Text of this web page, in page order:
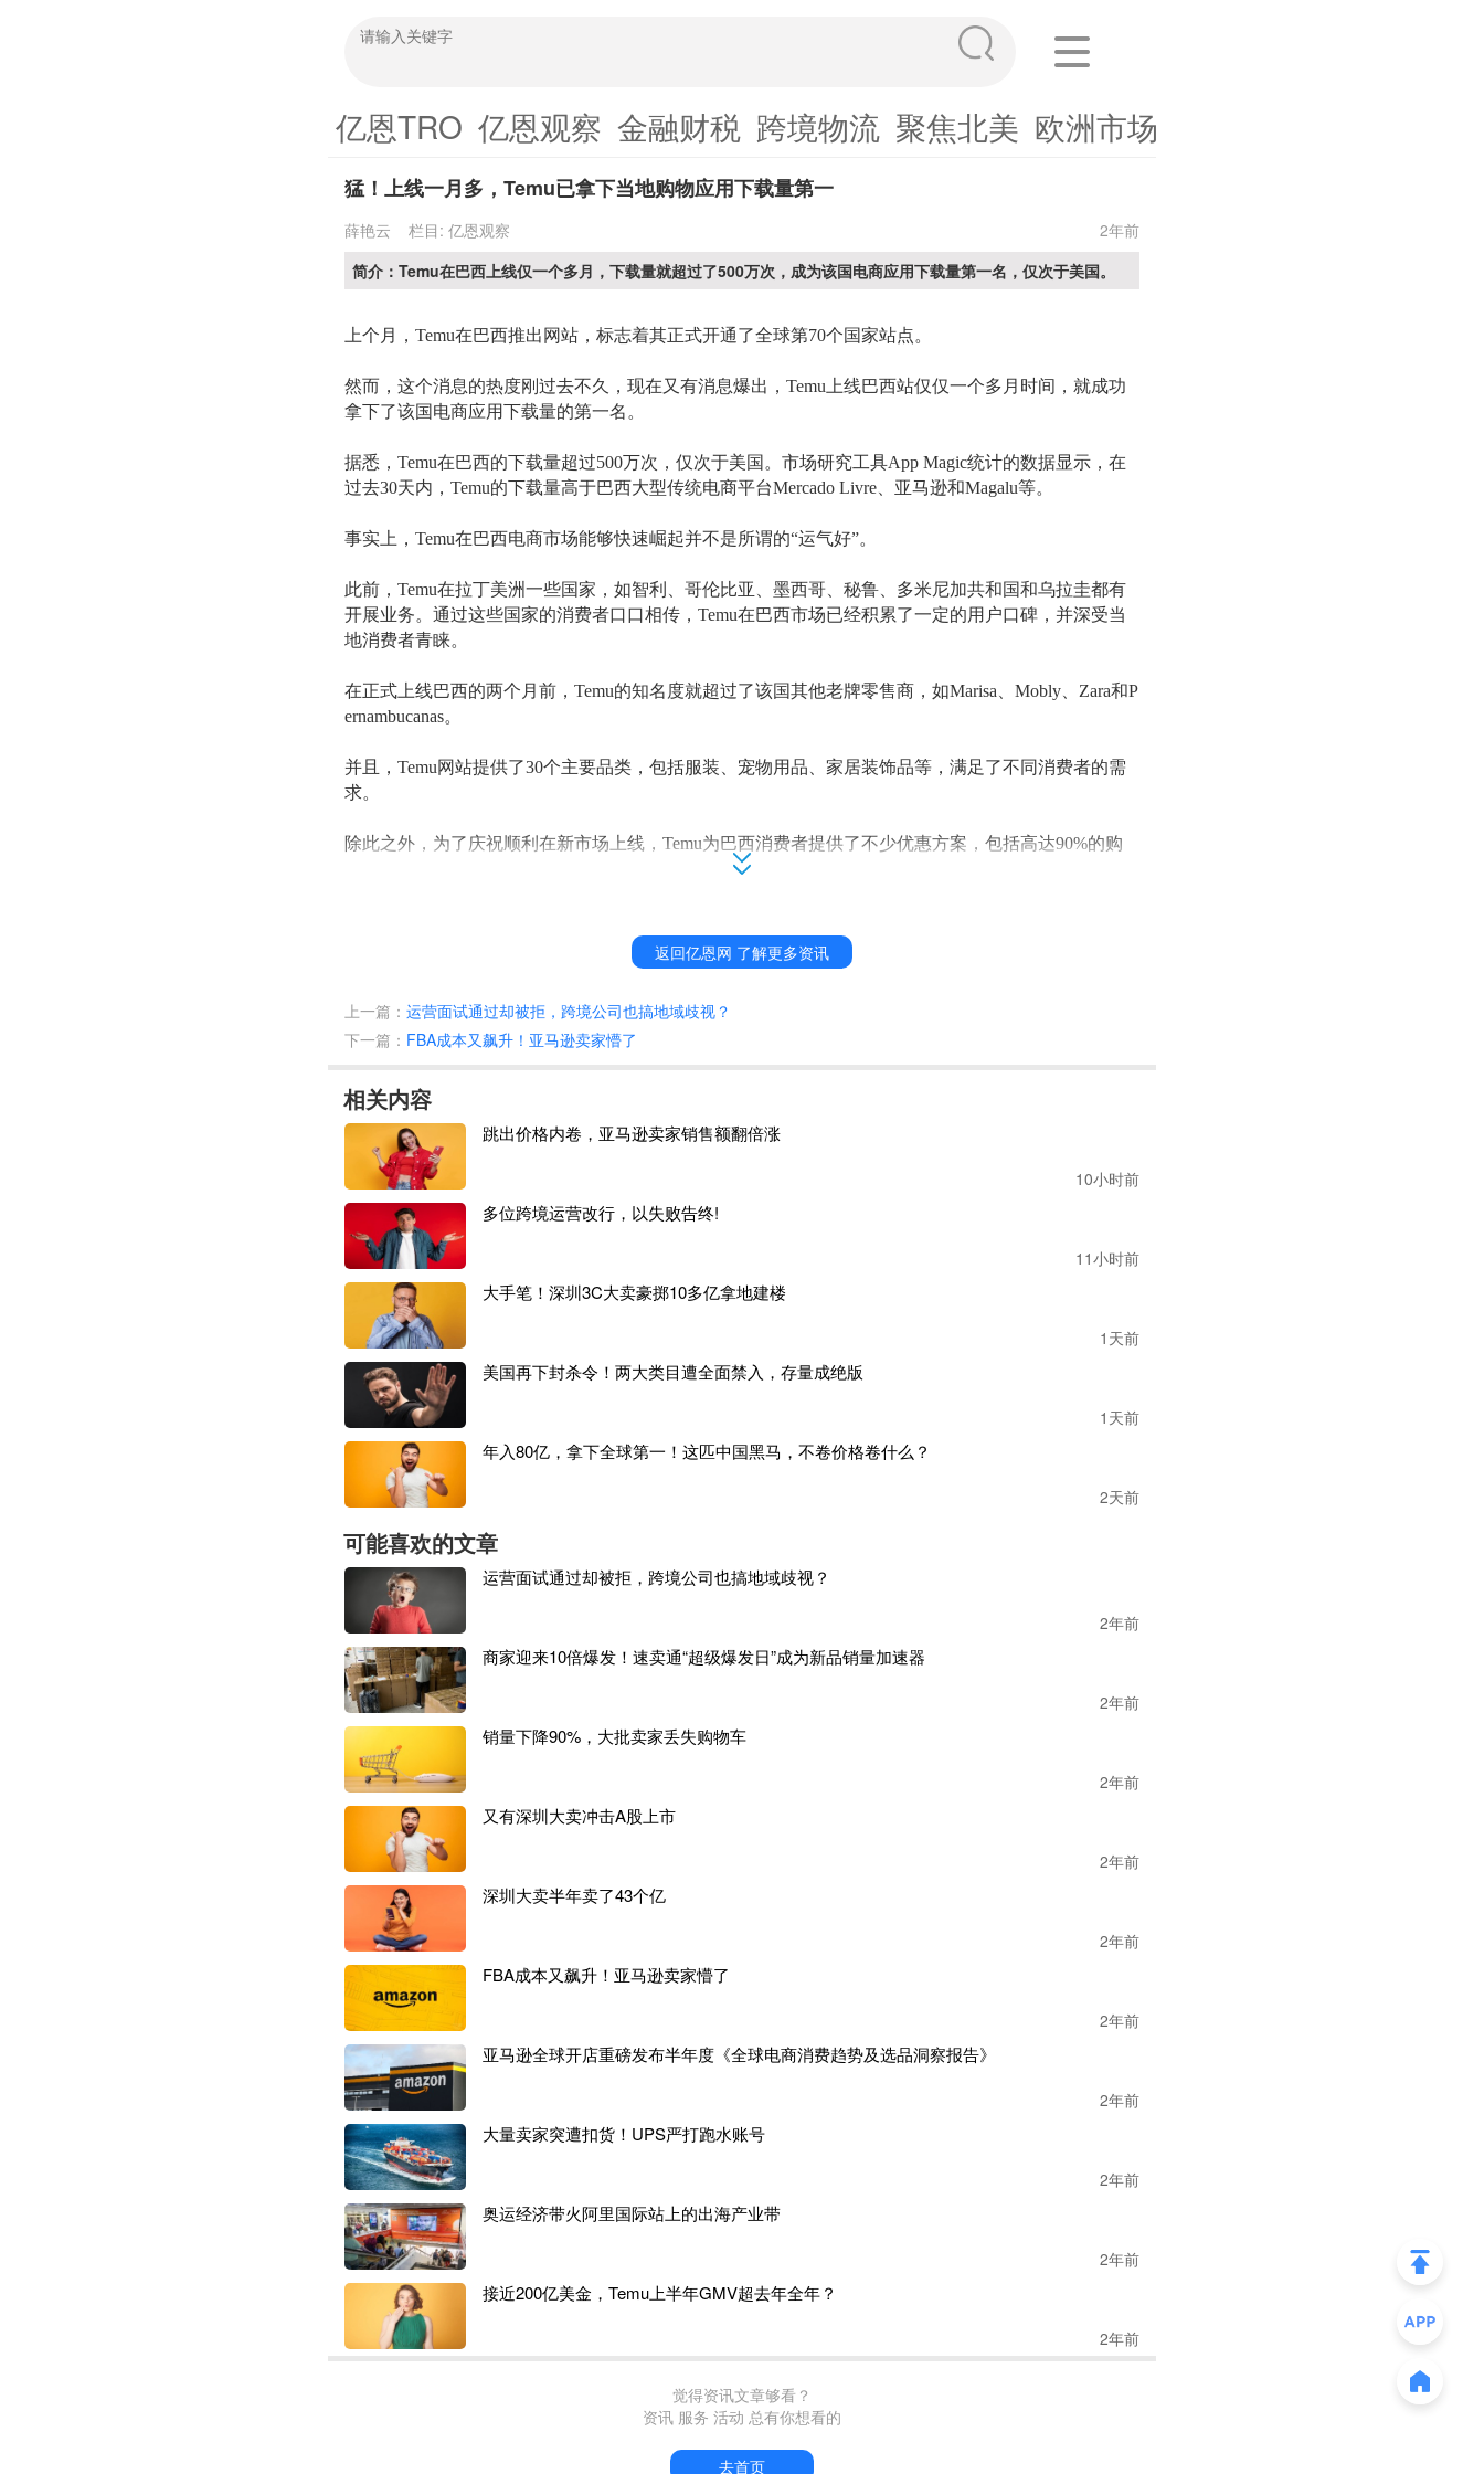
亿恩TRO 亿恩观察 金融财税 跨境物流 聚焦北美 欧洲市场
猛！上线一月多，Temu已拿下当地购物应用下载量第一
薛艳云 栏目: 亿恩观察
2年前
简介：Temu在巴西上线仅一个多月，下载量就超过了500万次，成为该国电商应用下载量第一名，仅次于美国。
上个月， Temu在巴西推出网站，标志着其正式开通了全球第70个国家站点。
然而，这个消息的热度刚过去不久，现在又有消息爆出， Temu 上线巴西站仅仅一个多月时间，就成功
拿下了该国 电商应用下载量的第一名 。
据悉， Temu在巴西的下载量超过500万次，仅次于美国。市场研究工具App Magic统计的数据显示，在
过去30天内，Temu的下载量高于巴西大型传统电商平台Mercado Livre、亚马逊和Magalu等。
事实上， Temu在巴西电商市场能够快速崛起并不是所谓的“运气好”。
此前， Temu在拉丁美洲一些国家，如智利、哥伦比亚、墨西哥、秘鲁、多米尼加共和国和乌拉圭都有
开展业务。通过这些国家的消费者口口相传，Temu在巴西市场已经积累了一定的用户口碑，并深受当
地消费者青睐。
在正式上线巴西的两个月前， Temu的知名度就超过了该国其他老牌零售商，如Marisa、Mobly、Zara和P
ernambucanas。
并且， Temu网站提供了30个主要品类，包括服装、宠物用品、家居装饰品等，满足了不同消费者的需
求。
除此之外，为了庆祝顺利在新市场上线， Temu为巴西消费者提供了不少优惠方案，包括高达90%的购
物折扣（涵盖日常生活用品和百货，如睡衣、手持按摩器和迷你便携式投影仪等）以及免费送货到门服
Temu还规定最低购物金额为65雷亚尔，且所有购买商品包裹均由邮局免费送货上门，若出现商
品延迟送达的情况，Temu方面将提供10雷亚尔的代金券作为赔偿。
面对多样化的商品、一系列的优惠措施以及全面的售后服务，当地消费者根本没有理由拒绝在
购物。
值得一提的是，在巴西大受欢迎的中国电商平台不只有
位。
6月份，速卖通网站和应用在巴西电商市场的点击量环比增长11.9%，达到6100万次，所占份额为3.
3%，在该市场中排名第六；而Shein同期的点击量达到2300万次，占据2.9%市场份额，排名第七。
不过，没有哪个跨境电商平台的发展是一帆风顺的。
前段时间巴西政府宣布将从8月1日起，对价值低于50美元的商品征收
和服务流通税(ICMS)。
其实，不仅是在巴西，美国、欧盟等也收紧了对低价商品的关税管控，免税时代无疑正在成为过去式。
对于Temu来说，虽然目前在巴西的发展一路狂飙，但未来其进一步增长或将面临严峻考验。
返回亿恩网 了解更多资讯
上一篇： 运营面试通过却被拒，跨境公司也搞地域歧视？
下一篇： FBA成本又飙升！亚马逊卖家懵了
相关内容
跳出价格内卷，亚马逊卖家销售额翻倍涨
10小时前
多位跨境运营改行，以失败告终!
11小时前
大手笔！深圳3C大卖豪掷10多亿拿地建楼
1天前
美国再下封杀令！两大类目遭全面禁入，存量成绝版
1天前
年入80亿，拿下全球第一！这匹中国黑马，不卷价格卷什么？
2天前
可能喜欢的文章
运营面试通过却被拒，跨境公司也搞地域歧视？
2年前
商家迎来10倍爆发！速卖通“超级爆发日”成为新品销量加速器
2年前
销量下降90%，大批卖家丢失购物车
2年前
又有深圳大卖冲击A股上市
2年前
深圳大卖半年卖了43个亿
2年前
FBA成本又飙升！亚马逊卖家懵了
2年前
亚马逊全球开店重磅发布半年度《全球电商消费趋势及选品洞察报告》
2年前
大量卖家突遭扣货！UPS严打跑水账号
2年前
奥运经济带火阿里国际站上的出海产业带
2年前
接近200亿美金，Temu上半年GMV超去年全年？
2年前
觉得资讯文章够看？
资讯 服务 活动 总有你想看的
去首页